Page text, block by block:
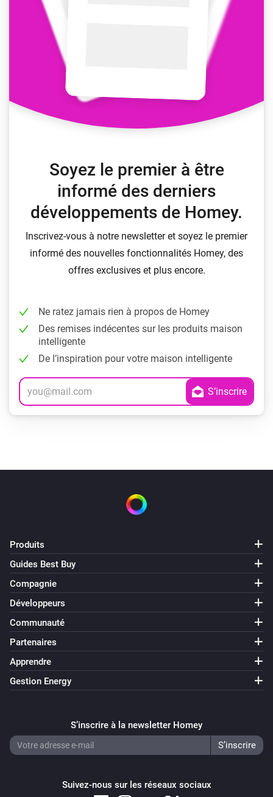
Soyez le premier à être
informé des derniers
développements de Homey.
Inscrivez-vous à notre newsletter et soyez le premier
informé des nouvelles fonctionnalités Homey, des
offres exclusives et plus encore.
Ne ratez jamais rien à propos de Homey
Des remises indécentes sur les produits maison
intelligente
De l’inspiration pour votre maison intelligente
Produits
Guides Best Buy
Compagnie
Développeurs
Communauté
Partenaires
Apprendre
Gestion Energy
S’inscrire à la newsletter Homey
Suivez-nous sur les réseaux sociaux